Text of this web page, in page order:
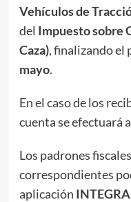
Vehículos de
del Impuesto sobre
Caza), finalizando el
mayo.
En el caso de los
cuenta se efectuará
Los padrones
correspondientes
aplicación INTEGRA